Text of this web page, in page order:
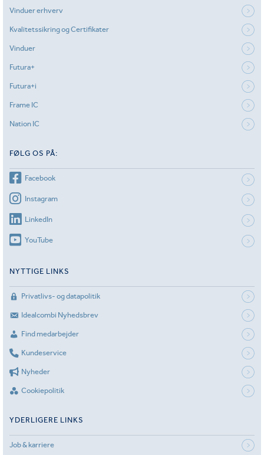
Vinduer erhverv
Kvalitetssikring og Certifikater
Vinduer
Futura+
Futura+i
Frame IC
Nation IC
FØLG OS PÅ:
Facebook
Instagram
LinkedIn
YouTube
NYTTIGE LINKS
Privatlivs- og datapolitik
Idealcombi Nyhedsbrev
Find medarbejder
Kundeservice
Nyheder
Cookiepolitik
YDERLIGERE LINKS
Job & karriere